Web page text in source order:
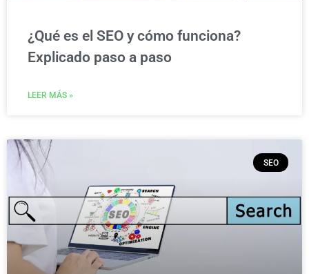
¿Qué es el SEO y cómo funciona?
Explicado paso a paso
LEER MÁS »
SEO